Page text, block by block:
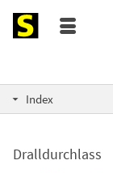
Index
Dralldurchlass